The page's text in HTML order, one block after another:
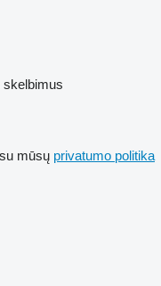
skelbimus
mūsų privatumo politika